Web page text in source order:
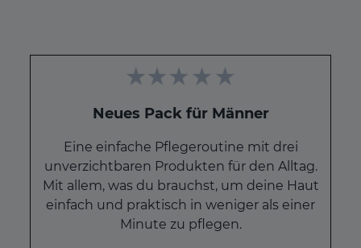
Neues Pack für Männer
Eine einfache Pflegeroutine mit drei
unverzichtbaren Produkten für den Alltag.
Mit allem, was du brauchst, um deine Haut
einfach und praktisch in weniger als einer
Minute zu pflegen.